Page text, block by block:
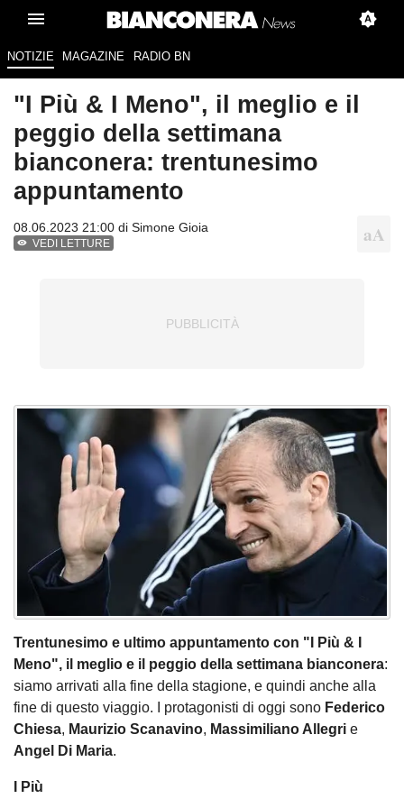
NOTIZIE MAGAZINE RADIO BN
"I Più & I Meno", il meglio e il
peggio della settimana
bianconera: trentunesimo
appuntamento
08.06.2023 21:00 di Simone Gioia
VEDI LETTURE
Trentunesimo e ultimo appuntamento con "I Più & I
Meno", il meglio e il peggio della settimana bianconera:
siamo arrivati alla fine della stagione, e quindi anche alla
fine di questo viaggio. I protagonisti di oggi sono Federico
Chiesa, Maurizio Scanavino, Massimiliano Allegri e
Angel Di Maria.
I Più